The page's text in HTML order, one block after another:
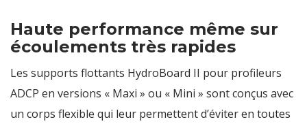
Haute performance même sur
écoulements très rapides
Les supports flottants HydroBoard II pour profileurs
ADCP en versions « Maxi » ou « Mini » sont conçus avec
un corps flexible qui leur permettent d’éviter en toutes